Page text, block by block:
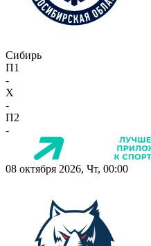
Сибирь
П1
-
X
-
П2
-
08 октября 2026, Чт, 00:00